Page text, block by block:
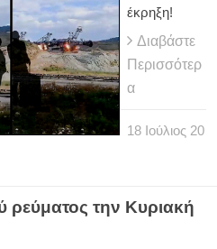
έκρηξη!
Διαβάστε
Περισσότερ
α
18 Ιούλιος 20
ρεύματος την Κυριακή